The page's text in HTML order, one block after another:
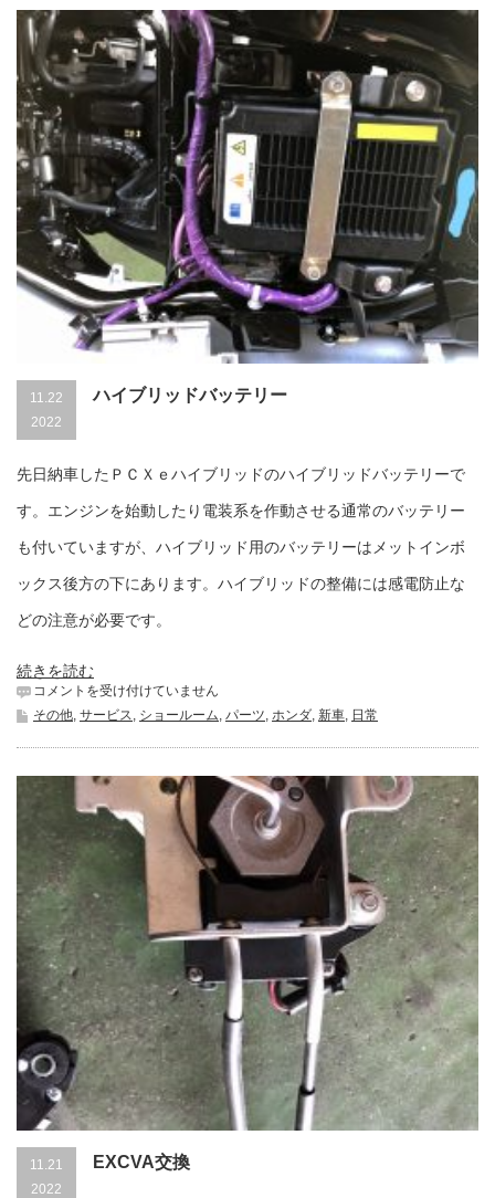
は
11.22
2022
ハイブリッドバッテリー
先日納車したＰＣＸｅハイブリッドのハイブリッドバッテリーで
す。エンジンを始動したり電装系を作動させる通常のバッテリー
も付いていますが、ハイブリッド用のバッテリーはメットインボ
ックス後方の下にあります。ハイブリッドの整備には感電防止な
どの注意が必要です。
続きを読む
ハ
イ
リ
は
コメントを受け付けていません
その他, サービス, ショールーム, パーツ, ホンダ, 新車, 日常
11.21
2022
EXCVA交換